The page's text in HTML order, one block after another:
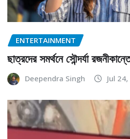
ENTERTAINMENT
ছাত্রদের সমর্থনে সৌন্দর্যা
Deependra Singh Jul